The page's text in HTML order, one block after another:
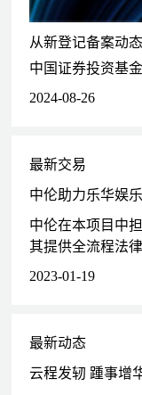
从新登记备案动
2024-08-26
最新交易
中伦助力乐华娱
中伦在本项目中
其提供全流程法律
2023-01-19
最新动态
云程发轫 踵事增